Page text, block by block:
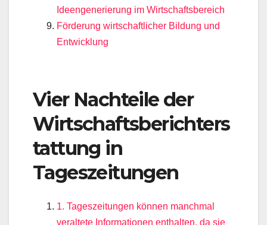
Ideengenerierung im Wirtschaftsbereich
Förderung wirtschaftlicher Bildung und
Entwicklung
Vier Nachteile der
Wirtschaftsberichters
tattung in
Tageszeitungen
1. Tageszeitungen können manchmal
veraltete Informationen enthalten, da sie